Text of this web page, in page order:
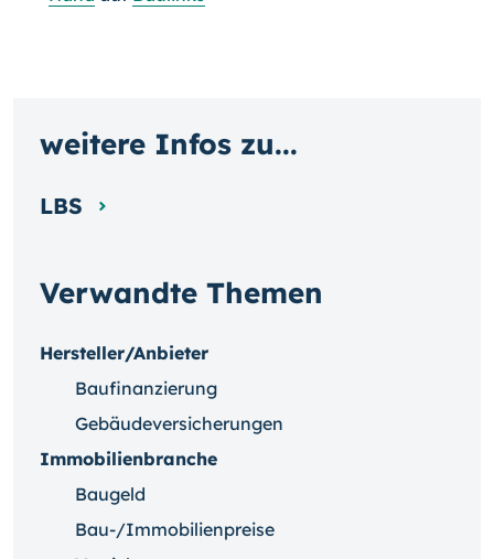
Verwandte Themen
Hersteller/Anbieter
Baufinanzierung
Gebäudeversicherungen
Immobilienbranche
Baugeld
Bau-/Immobilienpreise
weitere Infos zu...
LBS